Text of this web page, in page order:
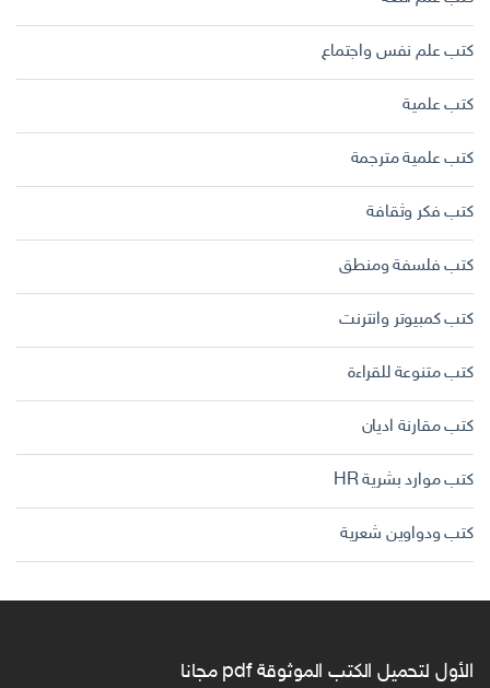
كتب علم نفس واجتماع
كتب علمية
كتب علمية مترجمة
كتب فكر وثقافة
كتب فلسفة ومنطق
كتب كمبيوتر وانترنت
كتب متنوعة للقراءة
كتب مقارنة اديان
كتب موارد بشرية HR
كتب ودواوين شعرية
الأول لتحميل الكتب الموثوقة pdf مجانا